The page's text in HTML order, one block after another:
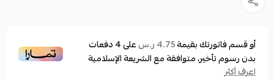
أو قسم فاتورتك بقيمة4.75 ر.س على4دفعات
بدون رسوم تأخير، متوافقة مع الشريعة الإسلامية
اعرف أكثر